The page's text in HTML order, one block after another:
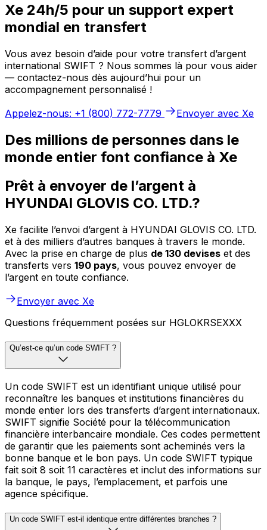
Xe 24h/5 pour un support expert
mondial en transfert
Vous avez besoin d’aide pour votre transfert d’argent
international SWIFT ? Nous sommes là pour vous aider
— contactez-nous dès aujourd’hui pour un
accompagnement personnalisé !
Appelez-nous: +1 (800) 772-7779
Envoyer avec Xe
Des millions de personnes dans le
monde entier font confiance à Xe
Prêt à envoyer de l’argent à
HYUNDAI GLOVIS CO. LTD.?
Xe facilite l’envoi d’argent à HYUNDAI GLOVIS CO. LTD.
et à des milliers d’autres banques à travers le monde.
Avec la prise en charge de plus de 130 devises et des
transferts vers 190 pays, vous pouvez envoyer de
l’argent en toute confiance.
Envoyer avec Xe
Questions fréquemment posées sur HGLOKRSEXXX
Qu’est-ce qu’un code SWIFT ?
Un code SWIFT est un identifiant unique utilisé pour
reconnaître les banques et institutions financières du
monde entier lors des transferts d’argent internationaux.
SWIFT signifie Société pour la télécommunication
financière interbancaire mondiale. Ces codes permettent
de garantir que les paiements sont acheminés vers la
bonne banque et le bon pays. Un code SWIFT typique
fait soit 8 soit 11 caractères et inclut des informations sur
la banque, le pays, l’emplacement, et parfois une
agence spécifique.
Un code SWIFT est-il identique entre différentes branches ?